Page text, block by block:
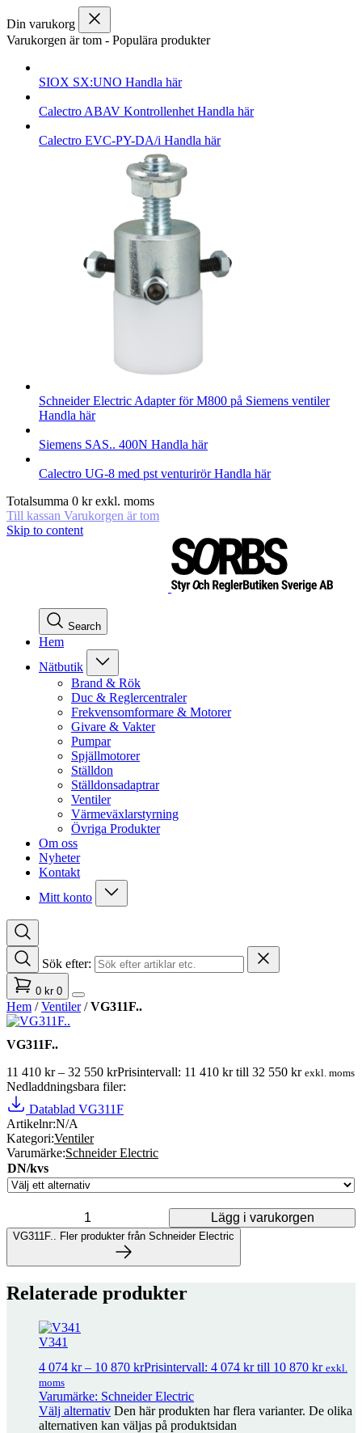
Din varukorg
Varukorgen är tom - Populära produkter
SIOX SX:UNO Handla här
Calectro ABAV Kontrollenhet Handla här
Calectro EVC-PY-DA/i Handla här
Schneider Electric Adapter för M800 på Siemens ventiler
Handla här
Siemens SAS.. 400N Handla här
Calectro UG-8 med pst venturirörHandla här
Totalsumma 0 kr exkl. moms
Till kassan Varukorgen är tom
Skip to content
Search
Hem
Nätbutik
Brand & Rök
Duc & Reglercentraler
Frekvensomformare & Motorer
Givare & Vakter
Pumpar
Spjällmotorer
Ställdon
Ställdonsadaptrar
Ventiler
Värmeväxlarstyrning
Övriga Produkter
Om oss
Nyheter
Kontakt
Mitt konto
Sök efter:
0 kr 0
Hem /Ventiler/VG311F..
VG311F..
11 410 kr – 32 550 krPrisintervall: 11 410 kr till 32 550 kr exkl. moms
Nedladdningsbara filer:
Datablad VG311F
Artikelnr:N/A
Kategori:Ventiler
Varumärke:Schneider Electric
DN/kvs
VG311F.. mängd Lägg i varukorgen
VG311F.. Fler produkter från Schneider Electric
Fler produkter från Schneider Electric
Relaterade produkter
V341
4 074 kr – 10 870 krPrisintervall: 4 074 kr till 10 870 kr exkl.
moms
Varumärke: Schneider Electric
Välj alternativ Den här produkten har flera varianter. De olika
alternativen kan väljas på produktsidan